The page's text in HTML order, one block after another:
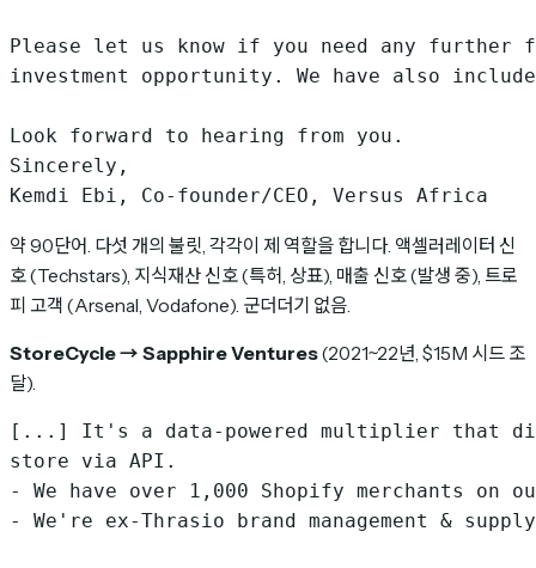
Please let us know if you need any further
investment opportunity. We have also
Look forward to hearing from you.
Sincerely,
약 90단어. 다섯 개의 불릿, 각각이 제 역할을 합니다. 액셀러레이터 신
호 (Techstars), 지식재산 신호 (특허, 상표), 매출 신호 (발생 중), 트로
피 고객 (Arsenal, Vodafone). 군더더기 없음.
StoreCycle → Sapphire Ventures(2021~22년, $15M 시드 조
달).
[...] It's a data-powered multiplier that
store via API.
- We have over 1,000 Shopify merchants on
- We're ex-Thrasio brand management &